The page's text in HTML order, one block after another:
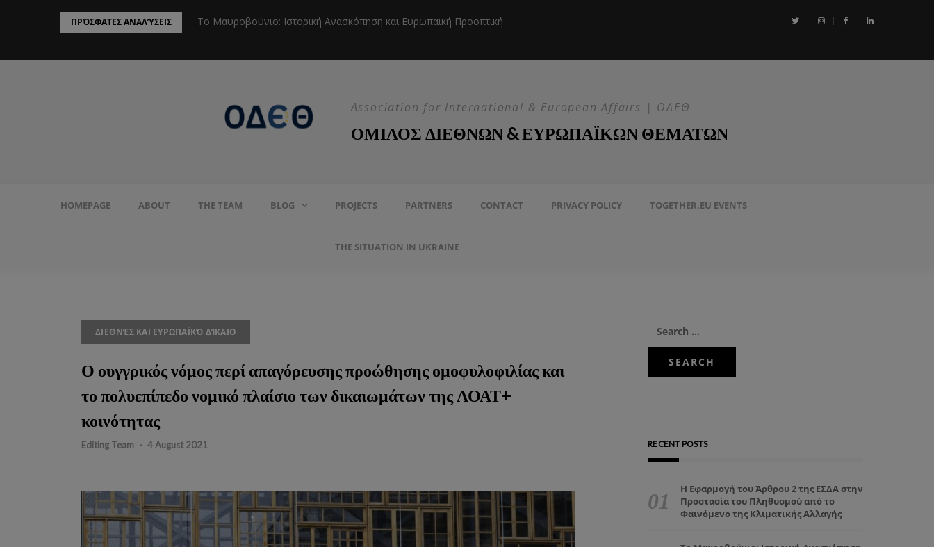
ΠΡΌΣΦΑΤΕΣ ΑΝΑΛΎΣΕΙΣ
Προστασία του Πληθυσμού από το Το Μαυροβούνιο: Ιστορική Ανασκόπηση και Ευρωπαϊκή Προοπτική Η EEAS και η Επιχείρηση ASPIDES: Η ΕΕ στην ασφάλεια της Ερυθράς
Association for International & European Affairs | ΟΔΕΘ
ΟΜΙΛΟΣ ΔΙΕΘΝΩΝ & ΕΥΡΩΠΑΪΚΩΝ ΘΕΜΑΤΩΝ
HOMEPAGE ABOUT THE TEAM BLOG PROJECTS PARTNERS CONTACT PRIVACY POLICY TOGETHER.EU EVENTS
THE SITUATION IN UKRAINE
ΔΙΕΘΝΈΣ ΚΑΙ ΕΥΡΩΠΑΪΚΌ ΔΊΚΑΙΟ
Ο ουγγρικός νόμος περί απαγόρευσης προώθησης ομοφυλοφιλίας και
το πολυεπίπεδο νομικό πλαίσιο των δικαιωμάτων της ΛΟΑΤ+
κοινότητας
Editing Team - 4 August 2021 RECENT POSTS
Η Εφαρμογή του Άρθρου 2 της ΕΣΔΑ στην
Προστασία του Πληθυσμού από το
Φαινόμενο της Κλιματικής Αλλαγής